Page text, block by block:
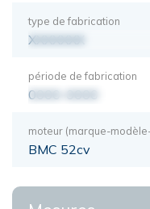
type de fabrication
XXXXXXX
période de fabrication
0000-0000
moteur (marque-
BMC 52cv